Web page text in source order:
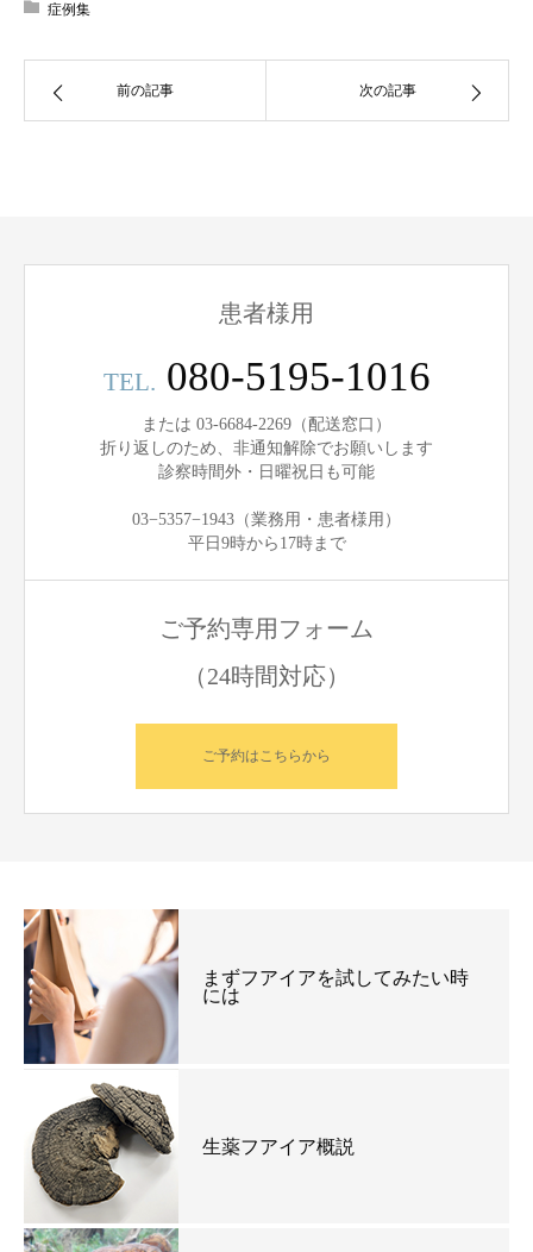
症例集
前の記事 次の記事
患者様用
TEL. 080-5195-1016
または 03-6684-2269（配送窓口）
折り返しのため、非通知解除でお願いします
診察時間外・日曜祝日も可能
03−5357−1943（業務用・患者様用）
平日9時から17時まで
ご予約専用フォーム
（24時間対応）
ご予約はこちらから
まずフアイアを試してみたい時
には
生薬フアイア概説